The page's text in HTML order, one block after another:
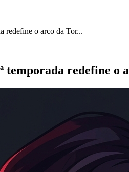
redefine o arco da Tor...
temporada redefine o